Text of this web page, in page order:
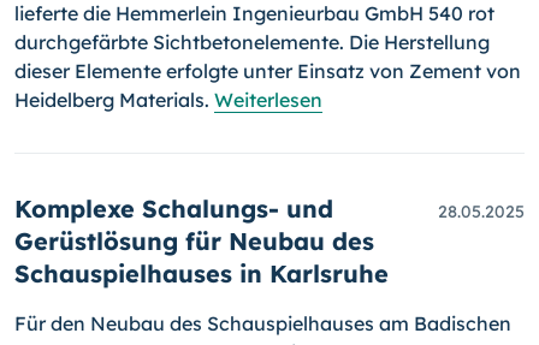
lieferte die Hemmerlein Ingenieurbau GmbH 540 rot
durchgefärbte Sichtbetonelemente. Die Herstellung
dieser Elemente erfolgte unter Einsatz von Zement von
Heidelberg Materials. Weiterlesen
Komplexe Schalungs- und
Gerüstlösung für Neubau des
Schauspielhauses in Karlsruhe
28.05.2025
Für den Neubau des Schauspielhauses am Badischen